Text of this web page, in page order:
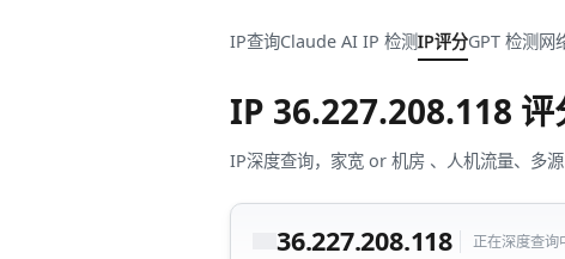
IP查询Claude AI IP 检测IP评分GPT 检测网
IP 36.227.208.118 评
IP深度查询，家宽 or 机房 、人机流量、多
36.227.208.118 正在深度查询